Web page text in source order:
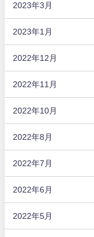
2023年3月
2023年1月
2022年12月
2022年11月
2022年10月
2022年8月
2022年7月
2022年6月
2022年5月